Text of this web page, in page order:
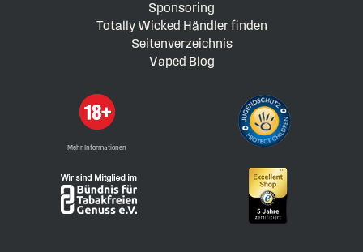
Sponsoring
Totally Wicked Händler finden
Seitenverzeichnis
Vaped Blog
Mehr Informationen